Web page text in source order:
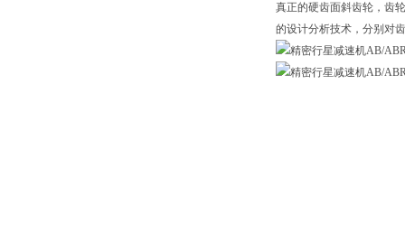
真正的硬齿面斜齿轮，齿
的设计分析技术，分别对